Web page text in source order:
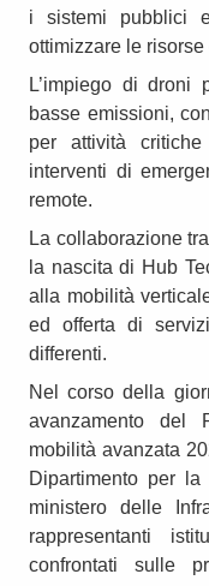
i sistemi pubblici
ottimizzare le risorse
L’impiego di droni
basse emissioni,
per attività
interventi di
remote.
La collaborazione
la nascita di Hub
alla mobilità
ed offerta di
differenti.
Nel corso della
avanzamento del
mobilità avanzata
Dipartimento per la
ministero delle
rappresentanti
confrontati sulle